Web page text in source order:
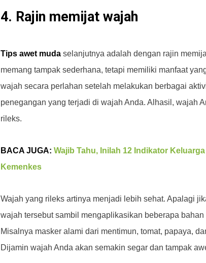
4. Rajin memijat wajah
Tips awet muda selanjutnya adalah dengan rajin
memang tampak sederhana, tetapi memiliki manfaat
wajah secara perlahan setelah melakukan berbagai
penegangan yang terjadi di wajah Anda. Alhasil, wajah
rileks.
BACA JUGA: Wajib Tahu, Inilah 12 Indikator
Kemenkes
Wajah yang rileks artinya menjadi lebih sehat. Apalagi
wajah tersebut sambil mengaplikasikan beberapa
Misalnya masker alami dari mentimun, tomat, papaya,
Dijamin wajah Anda akan semakin segar dan tampak